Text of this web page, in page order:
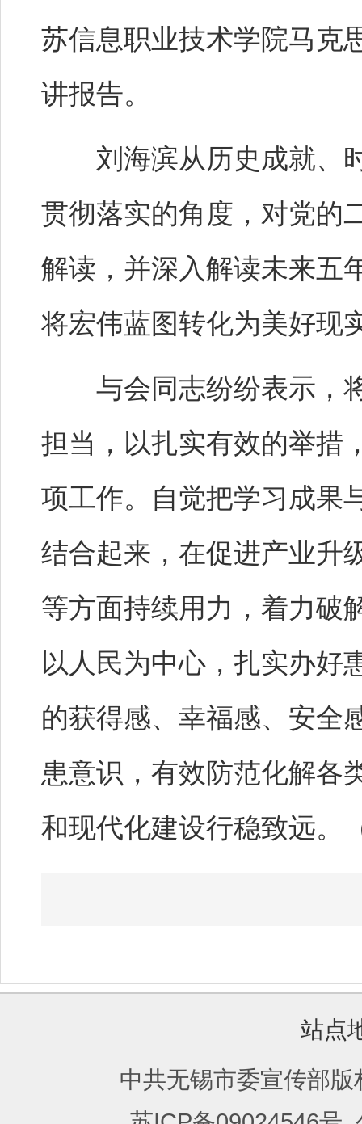
苏信息职业技术学院马克
讲报告。
刘海滨从历史成就、时
贯彻落实的角度，对党的
解读，并深入解读未来五
将宏伟蓝图转化为美好现
与会同志纷纷表示，将
担当，以扎实有效的举措
项工作。自觉把学习成果
结合起来，在促进产业升
等方面持续用力，着力破
以人民为中心，扎实办好
的获得感、幸福感、安全
患意识，有效防范化解各
和现代化建设行稳致远。
站点
中共无锡市委宣传部